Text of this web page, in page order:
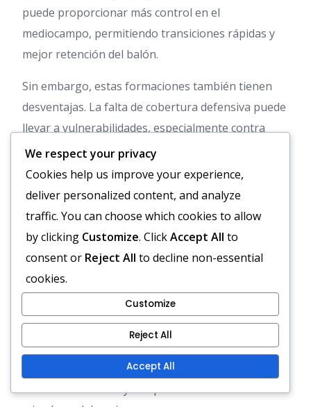
puede proporcionar más control en el
mediocampo, permitiendo transiciones rápidas y
mejor retención del balón.
Sin embargo, estas formaciones también tienen
desventajas. La falta de cobertura defensiva puede
llevar a vulnerabilidades, especialmente contra
contraataques. Los equipos que utilizan una
formación apilada pueden encontrarse en
desventaja numérica en situaciones defensivas
críticas, lo que hace esencial equilibrar
efectivamente losroles delos jugadores.
Los movimientos clave de los jugadores en
formaciones alternativas pueden mejorar la
efectividad. Los jugadores deben ser adaptables,
capaces de cambiar de roles entre defensa y
ataque sin problemas. Esta adaptabilidad puede
crear ventajas estratégicas, pero requiere una
comunicación clara y comprensión entre los
We respect your privacy
Cookies help us improve your experience,
deliver personalized content, and analyze
traffic. You can choose which cookies to allow
by clicking Customize. ClickAccept All to
consent or Reject All to decline non-essential
cookies.
Customize
Reject All
Accept All